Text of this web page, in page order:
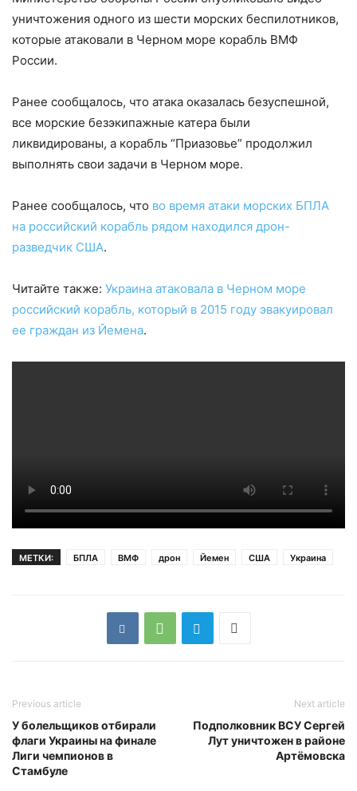
уничтожения одного из шести морских беспилотников,
которые атаковали в Черном море корабль ВМФ
России.
Ранее сообщалось, что атака оказалась безуспешной,
все морские безэкипажные катера были
ликвидированы, а корабль “Приазовье” продолжил
выполнять свои задачи в Черном море.
Ранее сообщалось, что во время атаки морских БПЛА
на российский корабль рядом находился дрон-
разведчик США.
Читайте также: Украина атаковала в Черном море
российский корабль, который в 2015 году эвакуировал
ее граждан из Йемена.
МЕТКИ: БПЛА ВМФ дрон Йемен США Украина
Previous article
У болельщиков отбирали
флаги Украины на финале
Лиги чемпионов в
Стамбуле
Next article
Подполковник ВСУ Сергей
Лут уничтожен в районе
Артёмовска